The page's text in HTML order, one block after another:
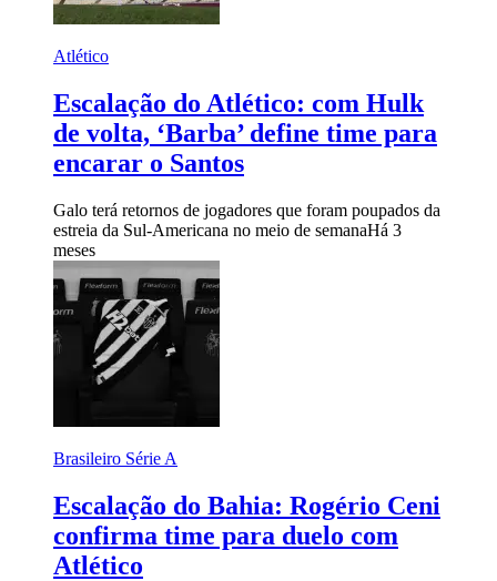
Atlético
Escalação do Atlético: com Hulk
de volta, ‘Barba’ define time para
encarar o Santos
Galo terá retornos de jogadores que foram poupados da
estreia da Sul-Americana no meio de semanaHá 3
meses
Brasileiro Série A
Escalação do Bahia: Rogério Ceni
confirma time para duelo com
Atlético